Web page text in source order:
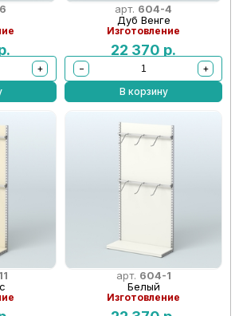
+
арт. 604-4
Дуб Венге
Изготовление
22 370 р.
−
+
В корзину
арт. 604-1
Белый
Изготовление